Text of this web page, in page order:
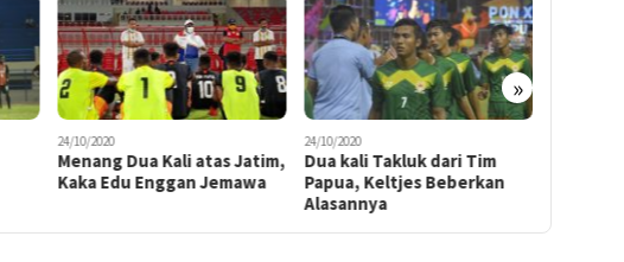
»
24/10/2020
Menang Dua Kali atas Jatim,
Kaka Edu Enggan Jemawa
24/10/2020
Dua kali Takluk dari Tim
Papua, Keltjes Beberkan
Alasannya